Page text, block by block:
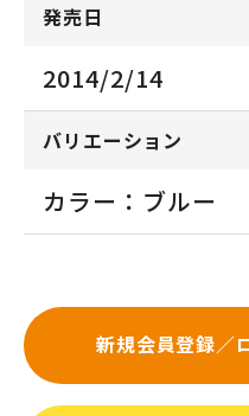
発売日
2014/2/14
バリエーション
カラー：ブルー
新規会員登録／